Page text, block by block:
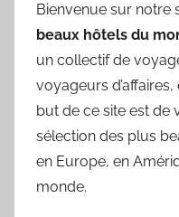
Bienvenue sur notre
beaux hôtels du
un collectif de
voyageurs
but de ce site est de
sélection des plus
en Europe, en
monde.